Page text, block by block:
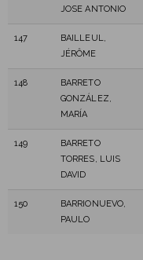
JOSE ANTONIO
147
BAILLEUL,
JÉRÔME
148
BARRETO
GONZÁLEZ,
MARÍA
149
BARRETO
TORRES, LUIS
DAVID
150
BARRIONUEVO,
PAULO